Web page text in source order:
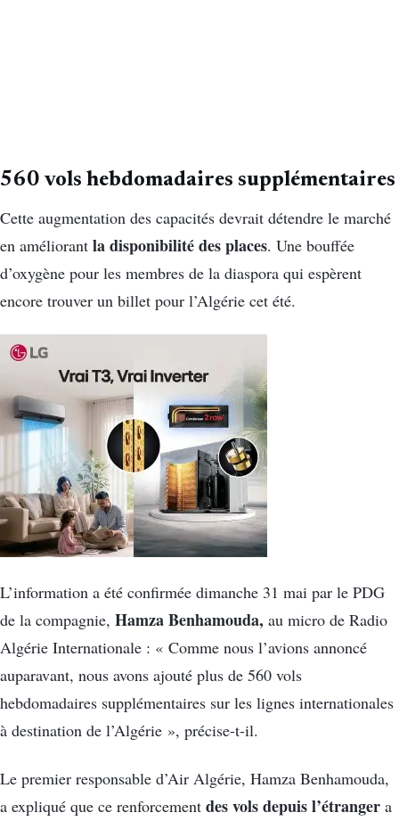
560 vols hebdomadaires supplémentaires
Cette augmentation des capacités devrait détendre le marché
en améliorant la disponibilité des places. Une bouffée
d’oxygène pour les membres de la diaspora qui espèrent
encore trouver un billet pour l’Algérie cet été.
L’information a été confirmée dimanche 31 mai par le PDG
de la compagnie, Hamza Benhamouda, au micro de Radio
Algérie Internationale : « Comme nous l’avions annoncé
auparavant, nous avons ajouté plus de 560 vols
hebdomadaires supplémentaires sur les lignes internationales
à destination de l’Algérie », précise-t-il.
Le premier responsable d’Air Algérie, Hamza Benhamouda,
a expliqué que ce renforcement des vols depuis l’étranger a